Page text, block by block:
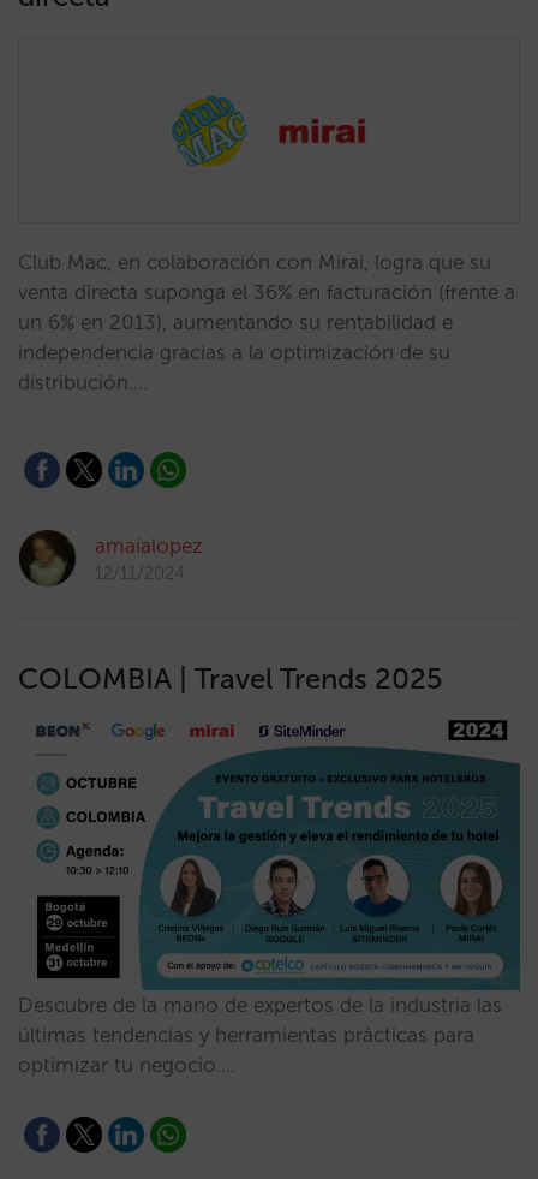
Club Mac, en colaboración con Mirai, logra que su
venta directa suponga el 36% en facturación (frente a
un 6% en 2013), aumentando su rentabilidad e
independencia gracias a la optimización de su
distribución.…
amaialopez
12/11/2024
COLOMBIA | Travel Trends 2025
Descubre de la mano de expertos de la industria las
últimas tendencias y herramientas prácticas para
optimizar tu negocio.…